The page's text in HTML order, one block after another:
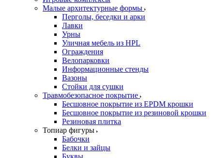
Малые архитектурные формы
Перголы, беседки и арки
Лавки
Урны
Уличная мебель из HPL
Ограждения
Велопарковки
Информационные стенды
Вазоны
Стойки для сушки
Травмобезопасное покрытие
Бесшовное покрытие из EPDM крошки
Бесшовное покрытие из резиновой крошки
Резиновая плитка
Топиар фигуры
Бабочки
Белки и зайцы
Буквы